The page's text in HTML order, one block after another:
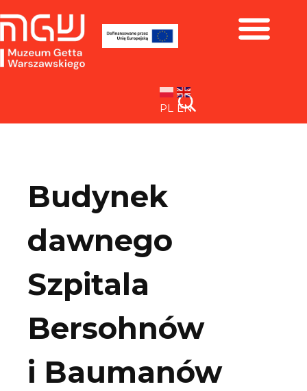
PL EN
Budynek
dawnego
Szpitala
Bersohnów
i Baumanów